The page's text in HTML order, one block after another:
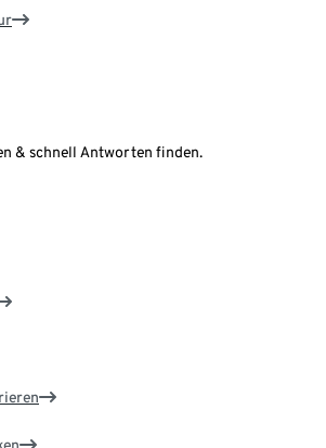
& schnell Antworten finden.